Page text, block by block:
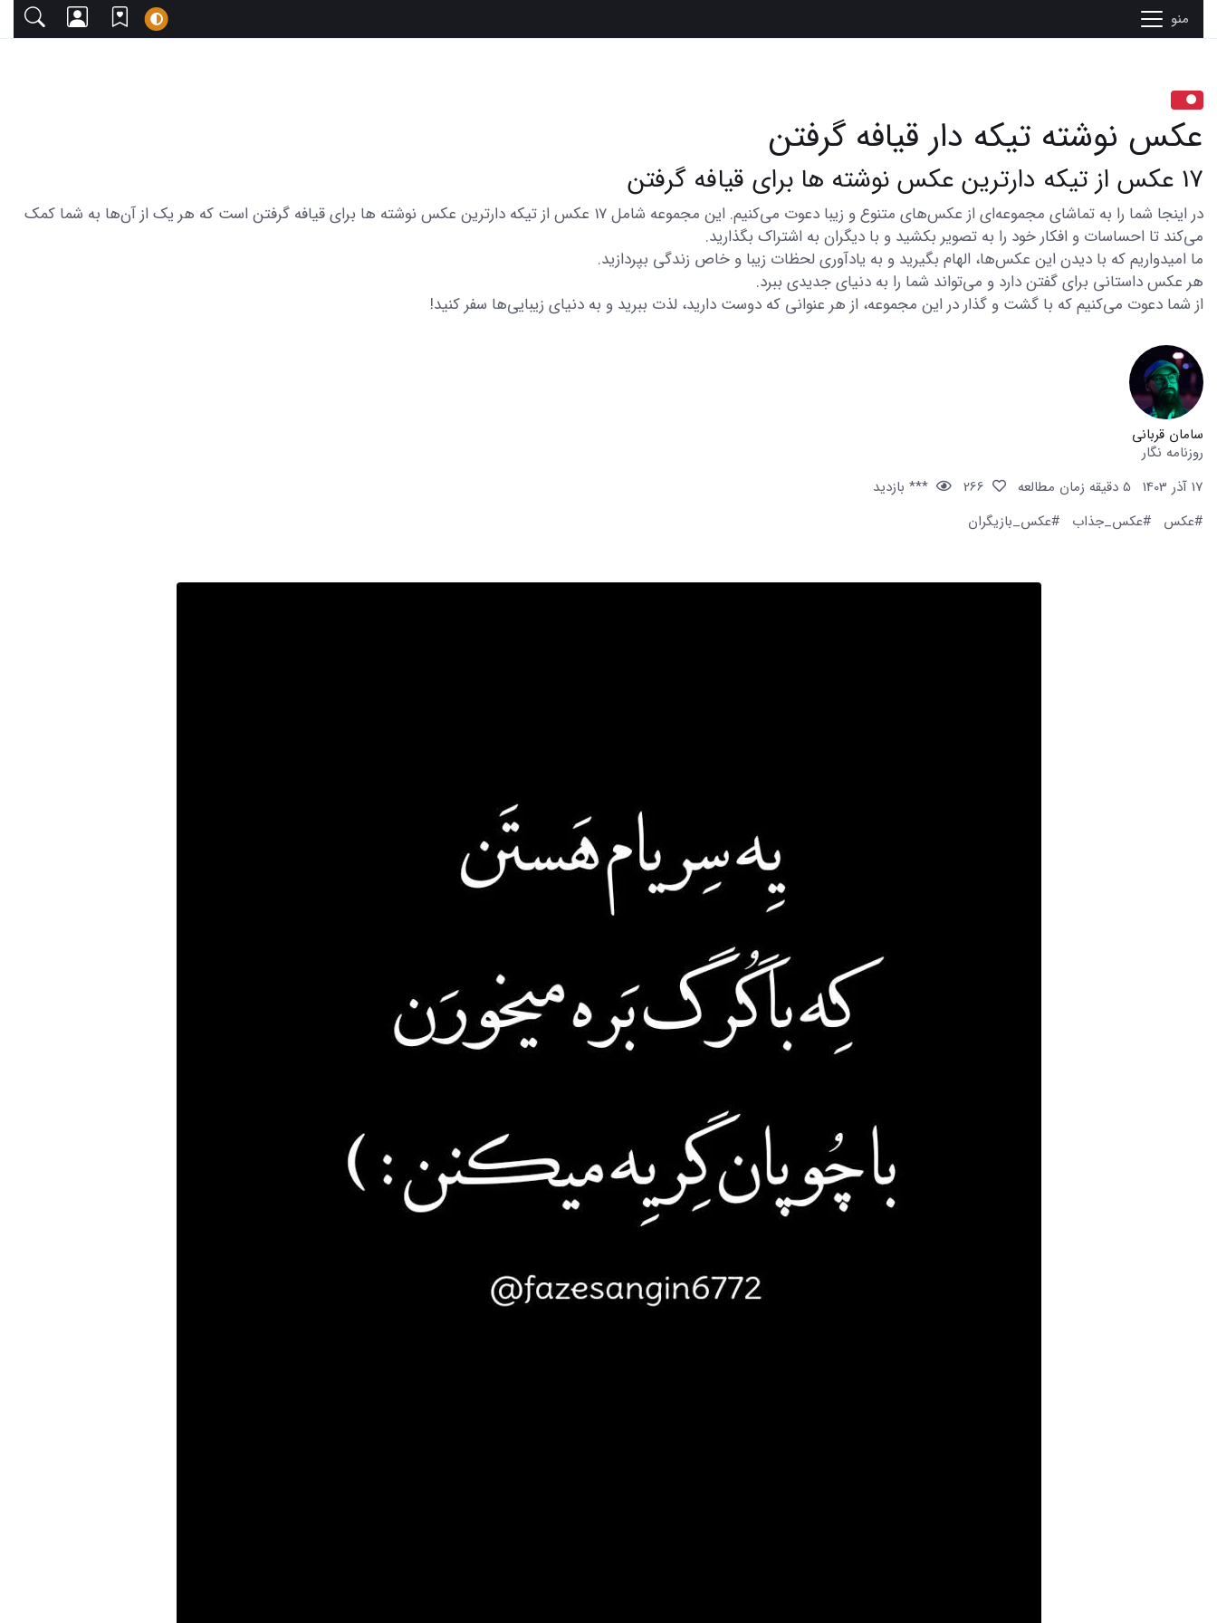
منو
عکس نوشته تیکه دار قیافه گرفتن
17 عکس از تیکه دارترین عکس نوشته ها برای قیافه گرفتن
در اینجا شما را به تماشای مجموعه‌ای از عکس‌های متنوع و زیبا دعوت می‌کنیم. این مجموعه شامل 17 عکس از تیکه دارترین عکس نوشته ها برای قیافه گرفتن است که هر یک از آن‌ها به شما کمک
می‌کند تا احساسات و افکار خود را به تصویر بکشید و با دیگران به اشتراک بگذارید.
ما امیدواریم که با دیدن این عکس‌ها، الهام بگیرید و به یادآوری لحظات زیبا و خاص زندگی بپردازید.
هر عکس داستانی برای گفتن دارد و می‌تواند شما را به دنیای جدیدی ببرد.
از شما دعوت می‌کنیم که با گشت و گذار در این مجموعه، از هر عنوانی که دوست دارید، لذت ببرید و به دنیای زیبایی‌ها سفر کنید!
سامان قربانی
روزنامه نگار
17 آذر 1403
5 دقیقه زمان مطالعه
*** بازدید
#عکس
#عکس_جذاب #عکس_بازیگران